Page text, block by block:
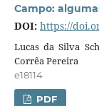
Campo:
DOI: https://
Lucas da Silva
Corrêa Pereira
e18114
PDF